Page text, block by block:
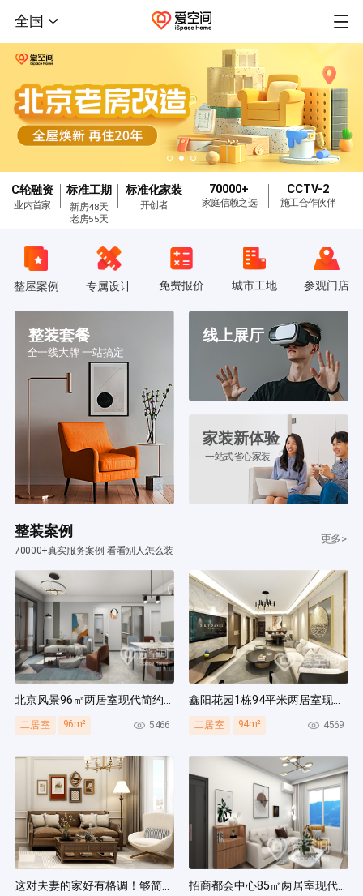
全国
C轮融资
业内首家
标准工期
新房48天
老房55天
标准化家装
开创者
70000+
家庭信赖之选
CCTV-2
施工合作伙伴
整屋案例 专属设计 免费报价 城市工地 参观门店
整装套餐
全一线大牌 一站搞定
线上展厅
家装新体验
一站式省心家装
整装案例
70000+真实服务案例 看看别人怎么装
更多>
北京风景96㎡两居室现代简约风装修案例
二居室 96m² 5466
鑫阳花园1栋94平米两居室现代简约风装修案例
二居室 94m² 4569
这对夫妻的家好有格调！够简洁还复古，好打扫卫生太贴心~ 招商都会中心85㎡两居室现代简约风装修案例